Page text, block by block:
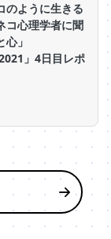
のように生きる
心理学者に聞
心」
」4日目レポ